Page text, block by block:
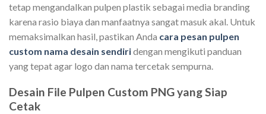
tetap mengandalkan pulpen plastik sebagai media branding
karena rasio biaya dan manfaatnya sangat masuk akal. Untuk
memaksimalkan hasil, pastikan Anda cara pesan pulpen
custom nama desain sendiridengan mengikuti panduan
yang tepat agar logo dan nama tercetak sempurna.
Desain File Pulpen Custom PNG yang Siap
Cetak